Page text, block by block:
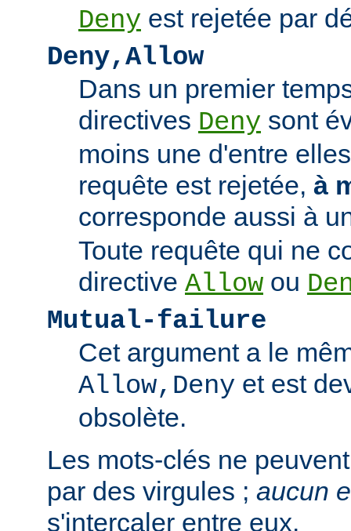
Deny est rejetée par
Deny,Allow
Dans un premier
directives Deny sont
moins une d'entre
requête est rejetée, à
corresponde aussi à
Toute requête qui ne
directive Allow ou
Mutual-failure
Cet argument a le
Allow,Deny et est
obsolète.
Les mots-clés ne
par des virgules ; aucun
s'intercaler entre eux.